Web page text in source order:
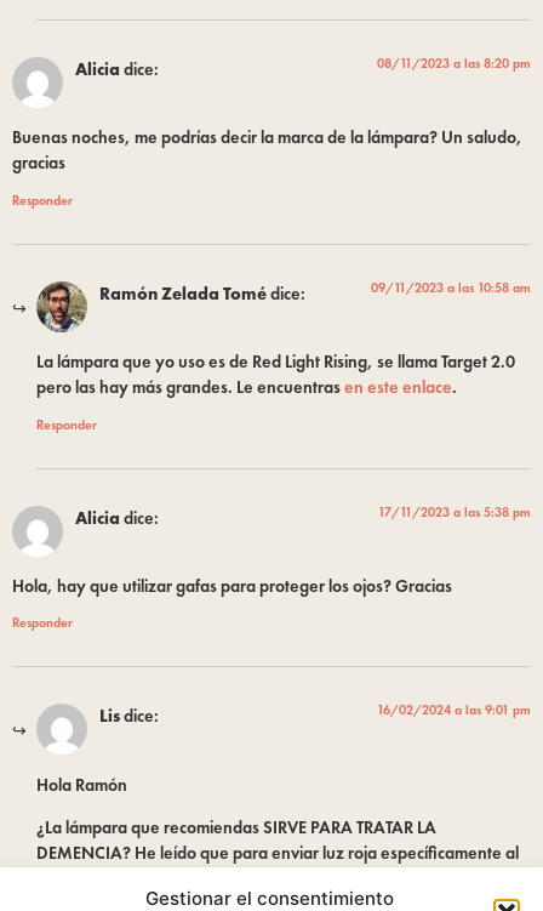
Gestionar el consentimiento
Alicia dice: 08/11/2023 a las 8:20 pm
Buenas noches, me podrías decir la marca de la lámpara? Un saludo,
gracias
Responder
Ramón Zelada Tomédice: 09/11/2023 a las 10:58 am
La lámpara que yo uso es de Red Light Rising, se llama Target 2.0
pero las hay más grandes. Le encuentrasen este enlace.
Responder
Alicia dice: 17/11/2023 a las 5:38 pm
Hola, hay que utilizar gafas para proteger los ojos? Gracias
Responder
Lisdice: 16/02/2024 a las 9:01 pm
Hola Ramón
¿La lámpara que recomiendas SIRVE PARA TRATAR LA
DEMENCIA? He leído que para enviar luz roja específicamente al